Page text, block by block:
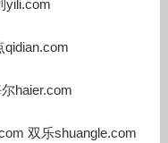
yili.com
qidian.com
haier.com
双乐shuangle.com